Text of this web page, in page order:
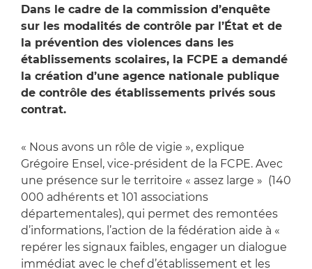
Dans le cadre de la commission d’enquête
sur les modalités de contrôle par l’État et de
la prévention des violences dans les
établissements scolaires, la FCPE a demandé
la création d’une agence nationale publique
de contrôle des établissements privés sous
contrat.
« Nous avons un rôle de vigie », explique
Grégoire Ensel, vice-président de la FCPE. Avec
une présence sur le territoire « assez large » (140
000 adhérents et 101 associations
départementales), qui permet des remontées
d’informations, l’action de la fédération aide à «
repérer les signaux faibles, engager un dialogue
immédiat avec le chef d’établissement et les